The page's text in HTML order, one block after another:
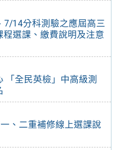
7/14分科測驗之應屆高三
選課、繳費說明及注意
「全民英檢」中高級測
、二重補修線上選課說